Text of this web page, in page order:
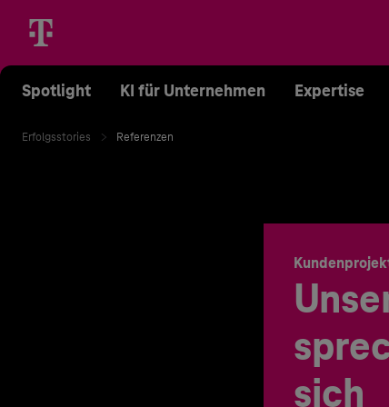
Spotlight KI für Unternehmen Expertise
Erfolgsstories Referenzen
sich